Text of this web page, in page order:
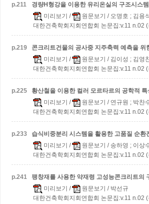
p.211
경량H형강을 이용한 유리온실의 구조시스
미리보기 / 원문보기 / 오명호 ; 김용
대한건축학회지회연합회 논문집:v.11 n.02
p.219
콘크리트건물의 공사중 지주축력 예측을 위
미리보기 / 원문보기 / 김이성 ; 김영
대한건축학회지회연합회 논문집:v.11 n.02
p.225
황산철을 이용한 컬러 모르타르의 공학적
미리보기 / 원문보기 / 연규원 ; 박찬
대한건축학회지회연합회 논문집:v.11 n.02
p.233
습식비중분리 시스템을 활용한 고품질 순
미리보기 / 원문보기 / 송하영 ; 이상
대한건축학회지회연합회 논문집:v.11 n.02
p.241
팽창재를 사용한 약재령 고성능콘크리트의
미리보기 / 원문보기 / 박선규
대한건축학회지회연합회 논문집:v.11 n.02